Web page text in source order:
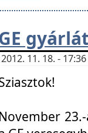
2012. 11. 18. -
November